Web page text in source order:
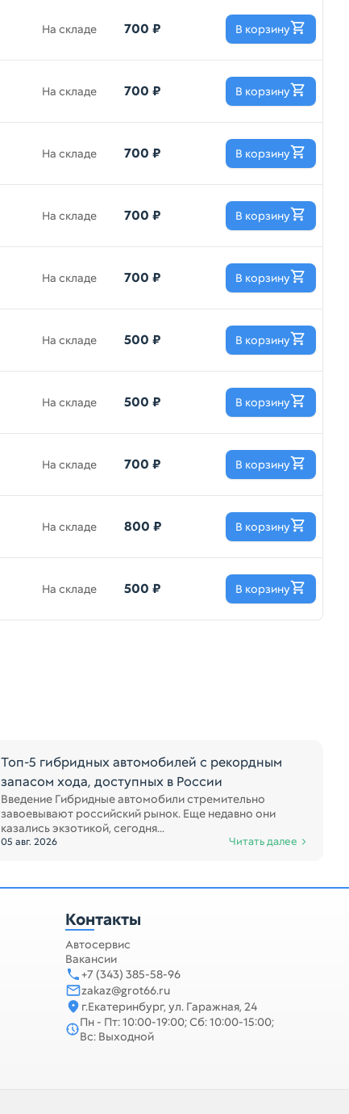
На складе 700 ₽ В корзину
На складе 700 ₽ В корзину
На складе 700 ₽ В корзину
На складе 700 ₽ В корзину
На складе 700 ₽ В корзину
На складе 500 ₽ В корзину
На складе 500 ₽ В корзину
На складе 700 ₽ В корзину
На складе 800 ₽ В корзину
На складе 500 ₽ В корзину
Топ-5 гибридных автомобилей с рекордным
запасом хода, доступных в России
Введение Гибридные автомобили стремительно
завоевывают российский рынок. Еще недавно они
казались экзотикой, сегодня...
05 авг. 2026 Читать далее
Контакты
Автосервис
Вакансии
+7 (343) 385-58-96
zakaz@grot66.ru
г.Екатеринбург, ул. Гаражная, 24
Пн - Пт: 10:00-19:00; Сб: 10:00-15:00;
Вс: Выходной